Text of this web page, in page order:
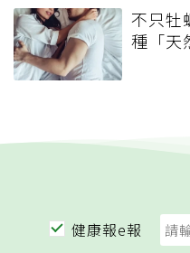
不只牡
種「天
健康報e報